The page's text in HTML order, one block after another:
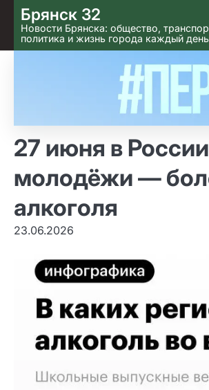
Skip
to content
Брянск 32
Новости Брянска: общество,
политика и жизнь города каждый день
27 июня в
молодёжи —
алкоголя
23.06.2026